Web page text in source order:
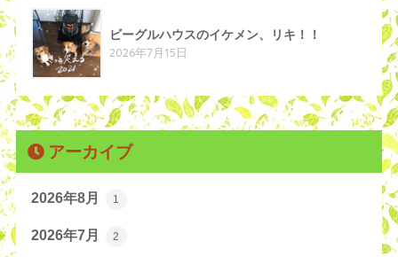
ビーグルハウスのイケメン、リキ！！
2026年7月15日
アーカイブ
2026年8月 1
2026年7月 2